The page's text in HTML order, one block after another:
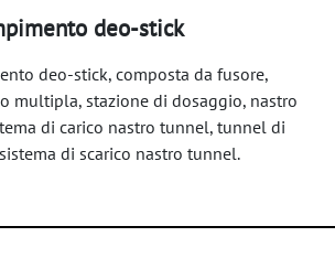
deo-stick
deo-stick, composta da fusore,
multipla, stazione di dosaggio, nastro
di carico nastro tunnel, tunnel di
di scarico nastro tunnel.